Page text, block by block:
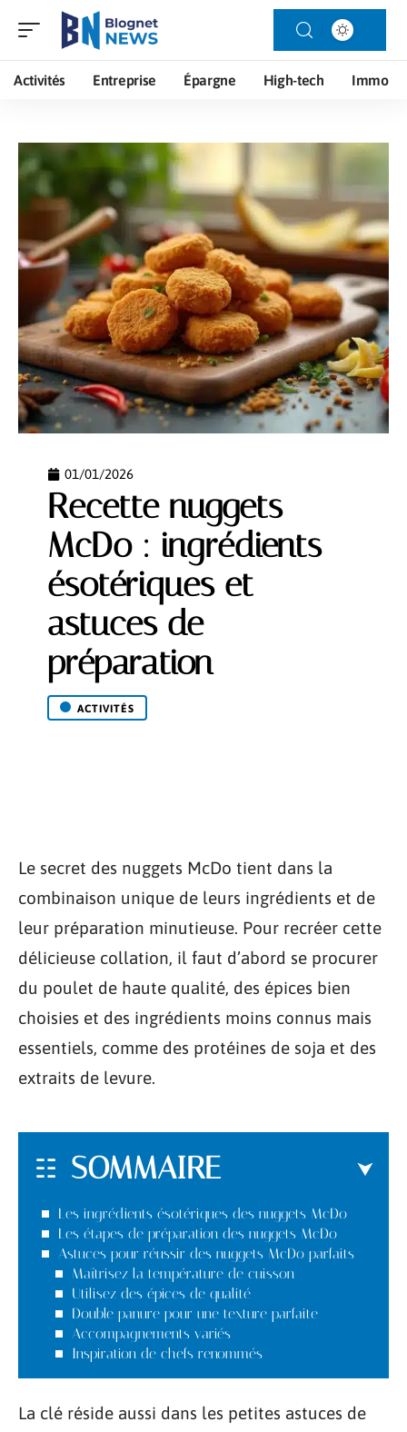
Activités Entreprise Épargne High-tech Immo
01/01/2026
Recette nuggets
McDo : ingrédients
ésotériques et
astuces de
préparation
ACTIVITÉS
Le secret des nuggets McDo tient dans la
combinaison unique de leurs ingrédients et de
leur préparation minutieuse. Pour recréer cette
délicieuse collation, il faut d’abord se procurer
du poulet de haute qualité, des épices bien
choisies et des ingrédients moins connus mais
essentiels, comme des protéines de soja et des
extraits de levure.
SOMMAIRE
Les ingrédients ésotériques des nuggets McDo
Les étapes de préparation des nuggets McDo
Astuces pour réussir des nuggets McDo parfaits
Maîtrisez la température de cuisson
Utilisez des épices de qualité
Double panure pour une texture parfaite
Accompagnements variés
Inspiration de chefs renommés
La clé réside aussi dans les petites astuces de